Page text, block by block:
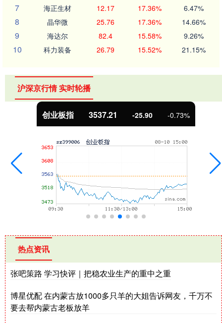
7 海正生材 12.17 17.36% 6.47%
8 晶华微 25.76 17.36% 14.66%
9 海达尔 82.4 15.58% 9.26%
10 科力装备 26.79 15.52% 21.15%
沪深京行情 实时轮播
基金指数 7247.38 5.28 0.07%
热点资讯
张吧策路 学习快评｜把稳农业生产的重中之重
博星优配 在内蒙古放1000多只羊的大姐告诉网友，千万不
要去帮内蒙古老板放羊